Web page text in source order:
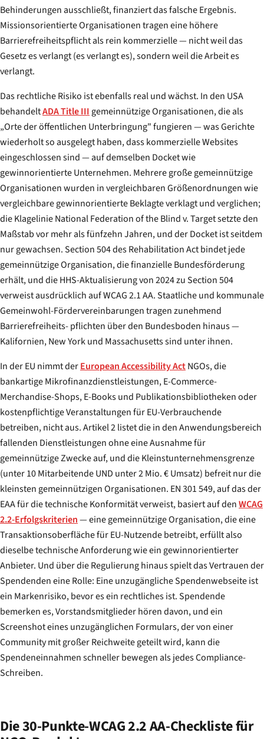
Behinderungen ausschließt, finanziert das falsche Ergebnis.
Missionsorientierte Organisationen tragen eine höhere
Barrierefreiheitspflicht als rein kommerzielle — nicht weil das
Gesetz es verlangt (es verlangt es), sondern weil die Arbeit es
verlangt.
Das rechtliche Risiko ist ebenfalls real und wächst. In den USA
behandeltADA Title III gemeinnützige Organisationen, die als
„Orte der öffentlichen Unterbringung" fungieren — was Gerichte
wiederholt so ausgelegt haben, dass kommerzielle Websites
eingeschlossen sind — auf demselben Docket wie
gewinnorientierte Unternehmen. Mehrere große gemeinnützige
Organisationen wurden in vergleichbaren Größenordnungen wie
vergleichbare gewinnorientierte Beklagte verklagt und verglichen;
die Klagelinie National Federation of the Blind v. Target setzte den
Maßstab vor mehr als fünfzehn Jahren, und der Docket ist seitdem
nur gewachsen. Section 504 des Rehabilitation Act bindet jede
gemeinnützige Organisation, die finanzielle Bundesförderung
erhält, und die HHS-Aktualisierung von 2024 zu Section 504
verweist ausdrücklich auf WCAG 2.1 AA. Staatliche und kommunale
Gemeinwohl-Fördervereinbarungen tragen zunehmend
Barrierefreiheits- pflichten über den Bundesboden hinaus —
Kalifornien, New York und Massachusetts sind unter ihnen.
In der EU nimmt derEuropean Accessibility ActNGOs, die
bankartige Mikrofinanzdienstleistungen, E-Commerce-
Merchandise-Shops, E-Books und Publikationsbibliotheken oder
kostenpflichtige Veranstaltungen für EU-Verbrauchende
betreiben, nicht aus. Artikel 2 listet die in den Anwendungsbereich
fallenden Dienstleistungen ohne eine Ausnahme für
gemeinnützige Zwecke auf, und die Kleinstunternehmensgrenze
(unter 10 Mitarbeitende UND unter 2 Mio. € Umsatz) befreit nur die
kleinsten gemeinnützigen Organisationen. EN 301 549, auf das der
EAA für die technische Konformität verweist, basiert auf denWCAG
2.2-Erfolgskriterien— eine gemeinnützige Organisation, die eine
Transaktionsoberfläche für EU-Nutzende betreibt, erfüllt also
dieselbe technische Anforderung wie ein gewinnorientierter
Anbieter. Und über die Regulierung hinaus spielt das Vertrauen der
Spendenden eine Rolle: Eine unzugängliche Spendenwebseite ist
ein Markenrisiko, bevor es ein rechtliches ist. Spendende
bemerken es, Vorstandsmitglieder hören davon, und ein
Screenshot eines unzugänglichen Formulars, der von einer
Community mit großer Reichweite geteilt wird, kann die
Spendeneinnahmen schneller bewegen als jedes Compliance-
Schreiben.
Die 30-Punkte-WCAG 2.2 AA-Checkliste für